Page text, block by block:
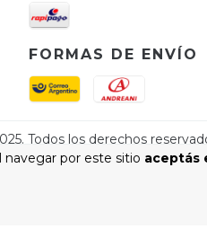
navegar por este sitio aceptás
FORMAS DE ENVÍO
ingresá acá. / Botón de